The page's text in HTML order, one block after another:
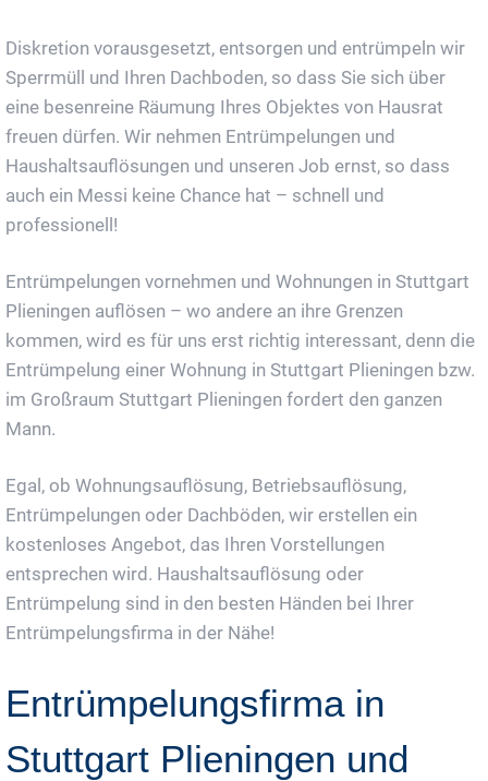
Diskretion vorausgesetzt, entsorgen und entrümpeln wir
Sperrmüll und Ihren Dachboden, so dass Sie sich über
eine besenreine Räumung Ihres Objektes von Hausrat
freuen dürfen. Wir nehmen Entrümpelungen und
Haushaltsauflösungen und unseren Job ernst, so dass
auch ein Messi keine Chance hat – schnell und
professionell!
Entrümpelungen vornehmen und Wohnungen in Stuttgart
Plieningen auflösen – wo andere an ihre Grenzen
kommen, wird es für uns erst richtig interessant, denn die
Entrümpelung einer Wohnung in Stuttgart Plieningen bzw.
im Großraum Stuttgart Plieningen fordert den ganzen
Mann.
Egal, ob Wohnungsauflösung, Betriebsauflösung,
Entrümpelungen oder Dachböden, wir erstellen ein
kostenloses Angebot, das Ihren Vorstellungen
entsprechen wird. Haushaltsauflösung oder
Entrümpelung sind in den besten Händen bei Ihrer
Entrümpelungsfirma in der Nähe!
Entrümpelungsfirma in
Stuttgart Plieningen und